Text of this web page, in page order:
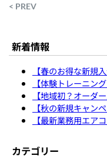
< PREV
新着情報
【春のお得な新規
【体験トレーニン
【地域初？オーダ
【秋の新規キャン
【最新業務用エア
カテゴリー